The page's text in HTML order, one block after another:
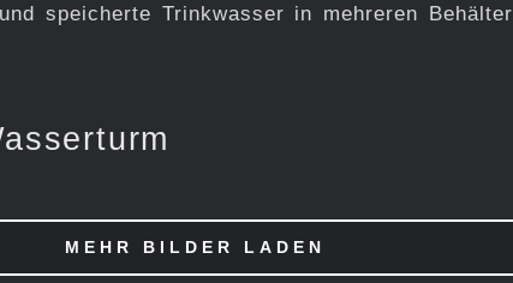
speicherte Trinkwasser in mehreren
MEHR BILDER LADEN